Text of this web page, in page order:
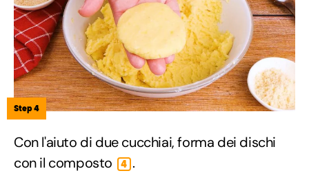
Step 4
Con l'aiuto di due cucchiai, forma dei dischi
con il composto
4 .